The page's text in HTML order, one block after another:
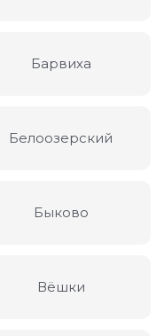
Барвиха
Белоозерский
Быково
Вёшки